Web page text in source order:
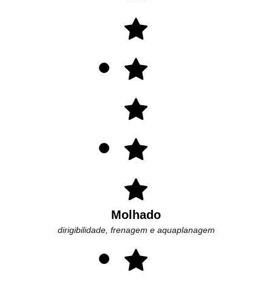
Molhado
dirigibilidade, frenagem e aquaplanagem